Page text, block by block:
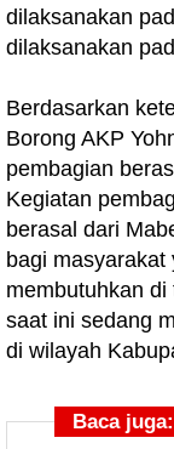
dilaksanakan
dilaksanakan
Berdasarkan
Borong AKP
pembagian
Kegiatan
berasal dari
bagi
membutuhkan
saat ini sedang
di wilayah
Baca juga: